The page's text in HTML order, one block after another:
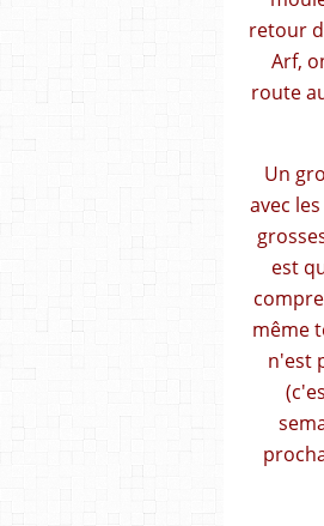
retour
Arf,
route
Un
avec
est
même
n'est